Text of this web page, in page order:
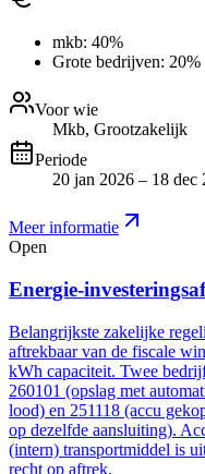
mkb: 40%
Grote bedrijven: 20%
Voor wie
Mkb, Grootzakelijk
Periode
20 jan 2026 – 18 dec
Meer informatie
Open
Energie-
Belangrijkste zakelijke
aftrekbaar van de fiscale
kWh capaciteit. Twee
260101 (opslag met
lood) en 251118 (accu
op dezelfde aansluiting).
(intern) transportmiddel is
recht op aftrek.